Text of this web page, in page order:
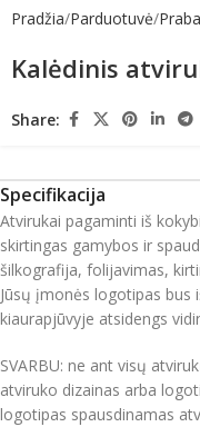
Pradžia Parduotuvė
Kalėdinis
Share:
Specifikacija
Atvirukai pagaminti iš
skirtingas gamybos ir
šilkografija, folijavimas,
Jūsų įmonės logotipas bus
kiaurapjūvyje atsidengs
SVARBU: ne ant visų
atviruko dizainas arba
logotipas spausdinamas